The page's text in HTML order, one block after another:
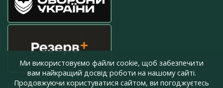
press@armyinform.com.ua
Ми використовуємо файли cookie, щоб забезпечити
вам найкращий досвід роботи на нашому сайті.
Продовжуючи користуватися сайтом, ви погоджуєтесь